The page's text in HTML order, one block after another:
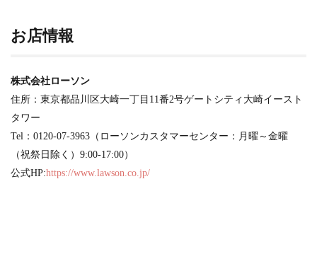
お店情報
株式会社ローソン
住所：東京都品川区大崎一丁目11番2号ゲートシティ大崎イースト
タワー
Tel：0120-07-3963（ローソンカスタマーセンター：月曜～金曜
（祝祭日除く）9:00-17:00）
公式HP:https://www.lawson.co.jp/